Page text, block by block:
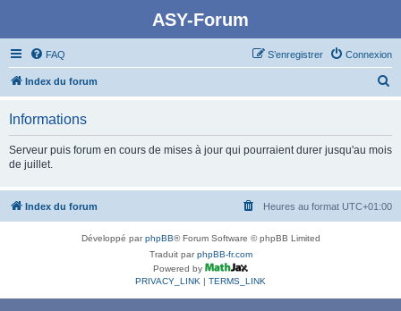
ASY-Forum
FAQ Connexion
S’enregistrer
Index du forum
c
Informations
Serveur puis forum en cours de mises à jour qui pourraient durer jusqu'au mois
de juillet.
Index du forum Heures au format UTC+01:00
Développé parphpBB® Forum Software © phpBB Limited
Traduit parphpBB-fr.com
Powered by
PRIVACY_LINK | TERMS_LINK